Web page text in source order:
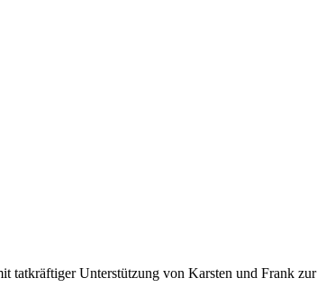
tatkräftiger Unterstützung von Karsten und Frank zur